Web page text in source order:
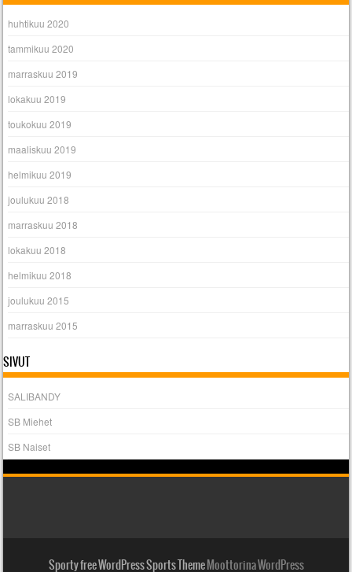
huhtikuu 2020
tammikuu 2020
marraskuu 2019
lokakuu 2019
toukokuu 2019
maaliskuu 2019
helmikuu 2019
joulukuu 2018
marraskuu 2018
lokakuu 2018
helmikuu 2018
joulukuu 2015
marraskuu 2015
SIVUT
SALIBANDY
SB Miehet
SB Naiset
Sporty free WordPress Sports ThemeMoottorina WordPress